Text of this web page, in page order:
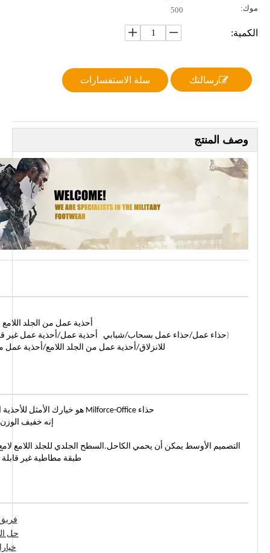
موك:
500
الكمية:
رسالتك سلة الاستفسارات
وصف المنتج
أحذية عمل من الجلد اللامع
(حذاء عمل/حذاء عمل بسحاب/شبابي أحذية عمل/أحذية عمل غير
للانزلاق/أحذية عمل من الجلد اللامع/أحذية
حذاء Milforce-Office هو خيارك الأمثل للأحذية الرسمية والرسمية لأي عسكري أو قانون أو إطفاء أو أمن.
إنه خفيف
التصميم الأوسط يمكن أن يحمي الكاحل.السطح الجلدي للجلد اللامع
طبقة مطاطية غير قابلة
فريق
حل